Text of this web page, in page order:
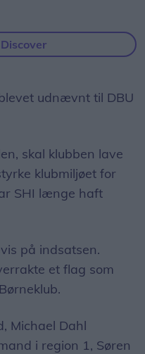
udnævnt til DBU
skal klubben lave
klubmiljøet for
SHI længe haft
på indsatsen.
et flag som
Michael Dahl
i region 1, Søren